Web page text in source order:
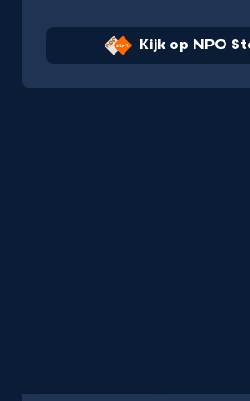
Kijk op NPO